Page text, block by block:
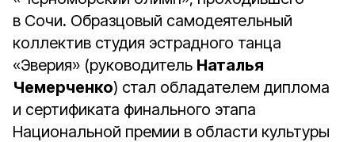
в Сочи. Образцовый самодеятельный
коллектив студия эстрадного танца
«Эверия» (руководитель Наталья
Чемерченко) стал обладателем диплома
и сертификата финального этапа
Национальной премии в области культуры